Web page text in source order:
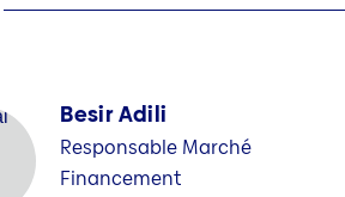
Besir Adili
Responsable Marché
Financement